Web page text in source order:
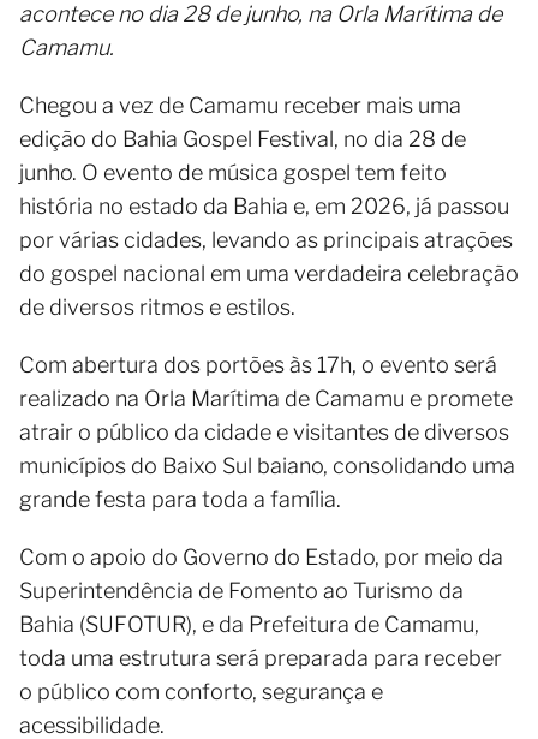
acontece no dia 28 de junho, na Orla Marítima de
Camamu.
Chegou a vez de Camamu receber mais uma
edição do Bahia Gospel Festival, no dia 28 de
junho. O evento de música gospel tem feito
história no estado da Bahia e, em 2026, já passou
por várias cidades, levando as principais atrações
do gospel nacional em uma verdadeira celebração
de diversos ritmos e estilos.
Com abertura dos portões às 17h, o evento será
realizado na Orla Marítima de Camamu e promete
atrair o público da cidade e visitantes de diversos
municípios do Baixo Sul baiano, consolidando uma
grande festa para toda a família.
Com o apoio do Governo do Estado, por meio da
Superintendência de Fomento ao Turismo da
Bahia (SUFOTUR), e da Prefeitura de Camamu,
toda uma estrutura será preparada para receber
o público com conforto, segurança e
acessibilidade.